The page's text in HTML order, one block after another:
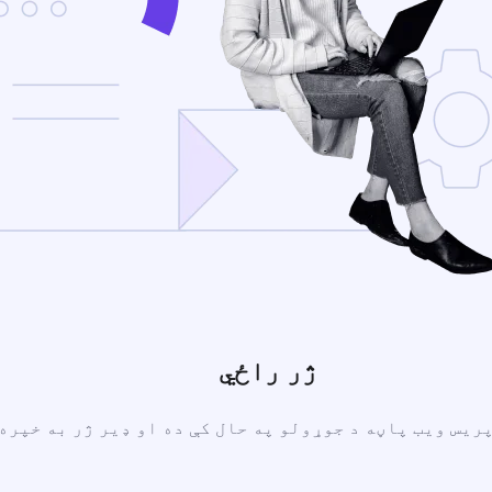
ژر راځي
ویب پاڼه د جوړولو په حال کې ده او ډیر ژر به